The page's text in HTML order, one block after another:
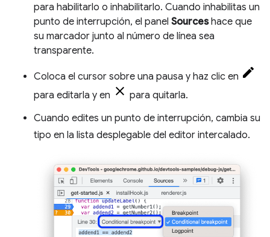
para habilitarlo o inhabilitarlo. Cuando inhabilitas un
punto de interrupción, el panel Sourceshace que
su marcador junto al número de línea sea
transparente.
Coloca el cursor sobre una pausa y haz clic en
para editarla y en
para quitarla.
Cuando edites un punto de interrupción, cambia su
tipo en la lista desplegable del editor intercalado.